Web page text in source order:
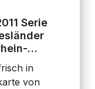
Serie
in
von